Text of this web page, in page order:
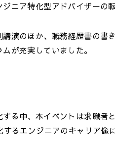
ニア特化型アドバイザーの
演のほか、職務経歴書の
が充実していました。
る中、本イベントは求職
るエンジニアのキャリア